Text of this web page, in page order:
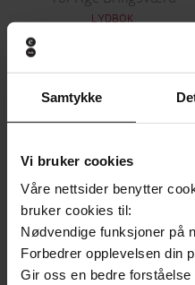
Samtykke
Vi bruker cookies
Våre nettsider benytter
bruker cookies til:
Nødvendige funksjoner på
Forbedrer opplevelsen din
Gir oss en bedre
LYDBOK
Andre har også